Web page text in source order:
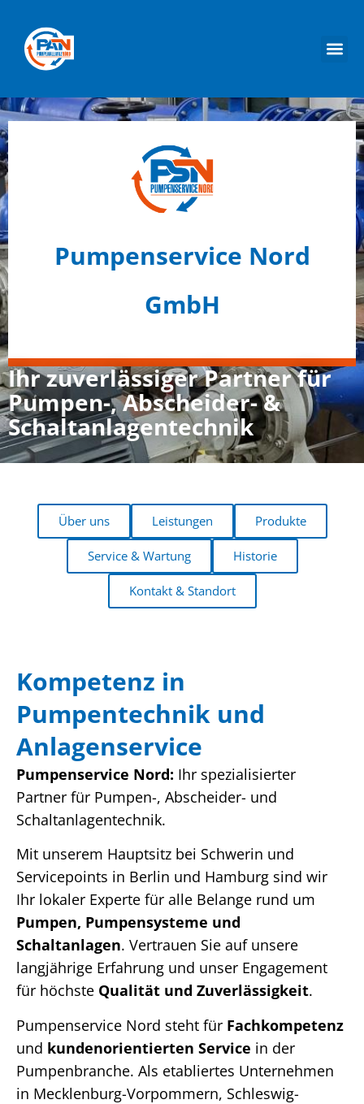
Pumpenservice Nord
GmbH
Ihr zuverlässiger Partner für
Pumpen-, Abscheider- &
Schaltanlagentechnik
Über uns Leistungen Produkte
Service & Wartung Historie
Kontakt & Standort
Kompetenz in
Pumpentechnik und
Anlagenservice
Pumpenservice Nord: Ihr spezialisierter
Partner für Pumpen-, Abscheider- und
Schaltanlagentechnik.
Mit unserem Hauptsitz bei Schwerin und
Servicepoints in Berlin und Hamburg sind wir
Ihr lokaler Experte für alle Belange rund um
Pumpen, Pumpensysteme und
Schaltanlagen. Vertrauen Sie auf unsere
langjährige Erfahrung und unser Engagement
für höchste Qualität und Zuverlässigkeit.
Pumpenservice Nord steht für Fachkompetenz
und kundenorientierten Service in der
Pumpenbranche. Als etabliertes Unternehmen
in Mecklenburg-Vorpommern, Schleswig-